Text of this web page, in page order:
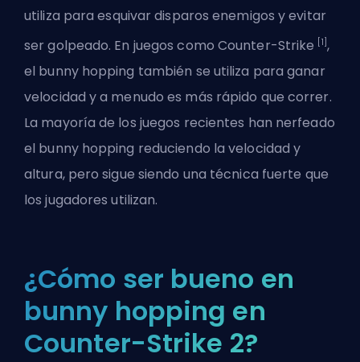
utiliza para esquivar disparos enemigos y evitar
ser golpeado. En juegos como Counter-Strike
[1] ,
el bunny hopping también se utiliza para ganar
velocidad y a menudo es más rápido que correr.
La mayoría de los juegos recientes han nerfeado
el bunny hopping reduciendo la velocidad y
altura, pero sigue siendo una técnica fuerte que
los jugadores utilizan.
¿Cómo ser bueno en
bunny hopping en
Counter-Strike 2?